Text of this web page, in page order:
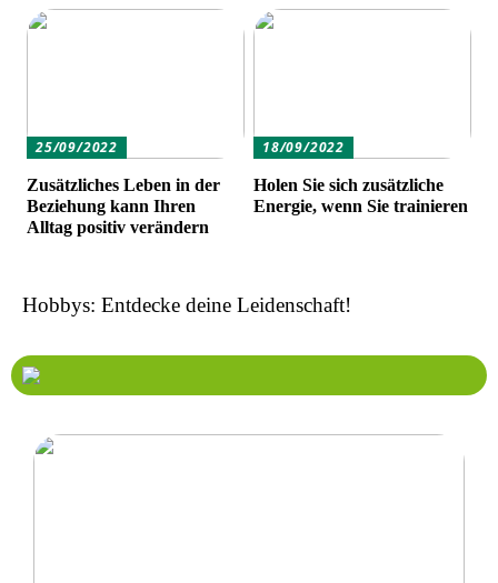
25/09/2022
Zusätzliches Leben in der
Beziehung kann Ihren
Alltag positiv verändern
18/09/2022
Holen Sie sich zusätzliche
Energie, wenn Sie trainieren
Hobbys: Entdecke deine Leidenschaft!